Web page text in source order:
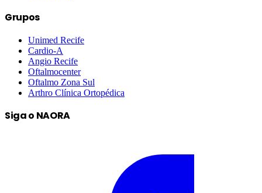
Grupos
Unimed Recife
Cardio-A
Angio Recife
Oftalmocenter
Oftalmo Zona Sul
Arthro Clínica Ortopédica
Siga o NAORA